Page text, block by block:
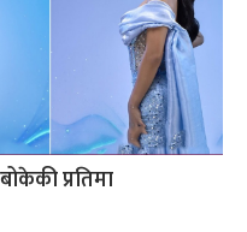
प्रतिमा